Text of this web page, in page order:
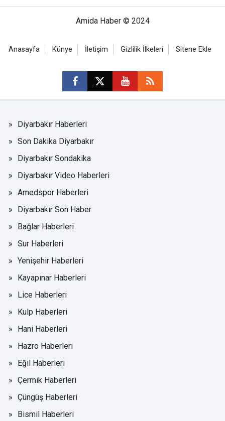
Amida Haber © 2024
Anasayfa Künye İletişim Gizlilik İlkeleri Sitene Ekle
Diyarbakır Haberleri
Son Dakika Diyarbakır
Diyarbakır Sondakika
Diyarbakır Video Haberleri
Amedspor Haberleri
Diyarbakır Son Haber
Bağlar Haberleri
Sur Haberleri
Yenişehir Haberleri
Kayapınar Haberleri
Lice Haberleri
Kulp Haberleri
Hani Haberleri
Hazro Haberleri
Eğil Haberleri
Çermik Haberleri
Çüngüş Haberleri
Bismil Haberleri